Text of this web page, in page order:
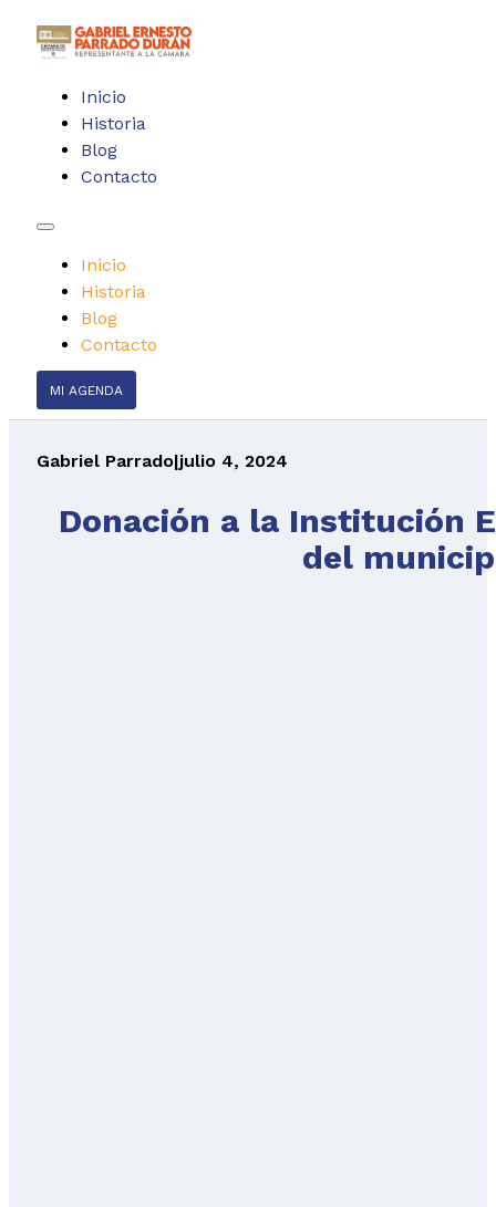
Inicio
Historia
Blog
Contacto
Inicio
Historia
Blog
Contacto
MI AGENDA
Gabriel Parrado|julio 4, 2024
Donación a la Institución
del